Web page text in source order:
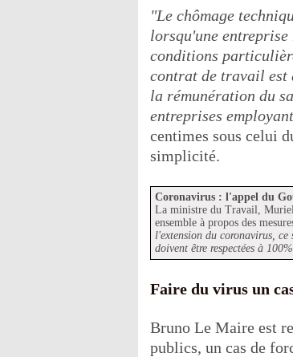
"Le chômage
lorsqu'une
conditions
contrat de travail est
la rémunération du
entreprises
centimes sous celui
simplicité.
Coronavirus : l'appel du
La ministre du Travail, Muriel
ensemble à propos des
l'extension du coronavirus, ce
doivent être respectées à
Faire du virus un
Bruno Le Maire est
publics, un cas de